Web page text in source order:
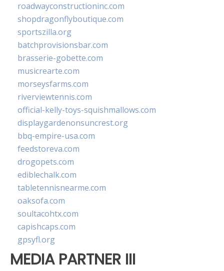
roadwayconstructioninc.com
shopdragonflyboutique.com
sportszilla.org
batchprovisionsbar.com
brasserie-gobette.com
musicrearte.com
morseysfarms.com
riverviewtennis.com
official-kelly-toys-squishmallows.com
displaygardenonsuncrest.org
bbq-empire-usa.com
feedstoreva.com
drogopets.com
ediblechalk.com
tabletennisnearme.com
oaksofa.com
soultacohtx.com
capishcaps.com
gpsyfl.org
MEDIA PARTNER III